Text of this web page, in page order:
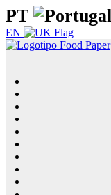
PT
EN